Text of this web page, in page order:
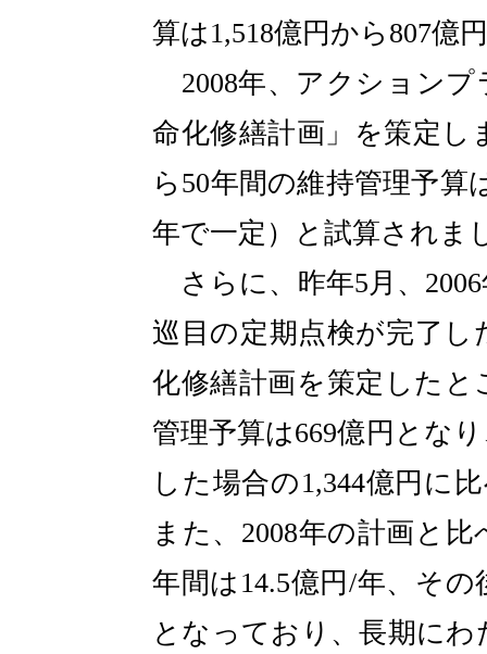
算は1,518億円から807億
2008年、アクションプ
命化修繕計画」を策定し
ら50年間の維持管理予算
年で一定）と試算されま
さらに、昨年5月、
巡目の定期点検が完了
化修繕計画を策定したと
管理予算は669億円とな
した場合の1,344億円に
また、2008年の計画と
年間は14.5億円/年、その
となっており、長期に